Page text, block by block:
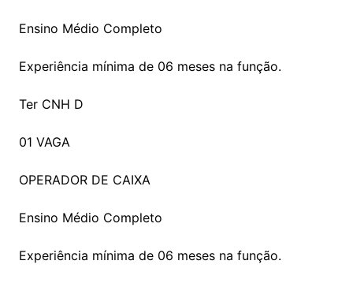
Ensino Médio Completo
Experiência mínima de 06 meses na função.
Ter CNH D
01 VAGA
OPERADOR DE CAIXA
Ensino Médio Completo
Experiência mínima de 06 meses na função.